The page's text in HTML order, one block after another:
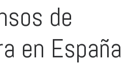
de
en España